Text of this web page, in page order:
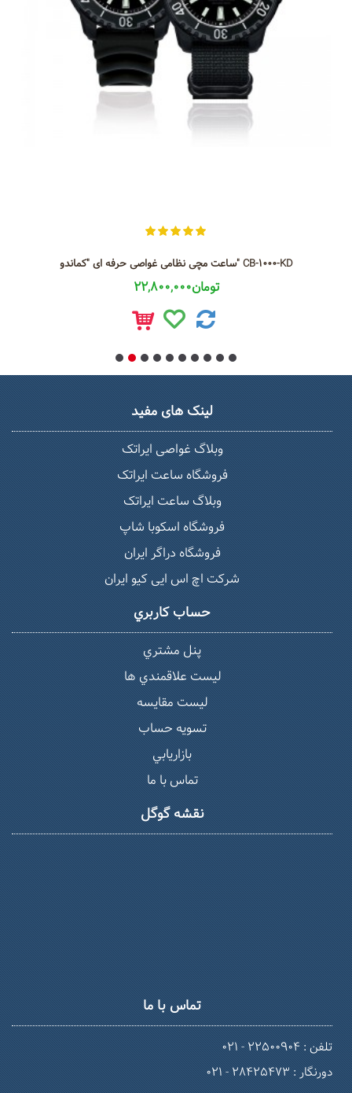
ساعت مچی نظامی غواصی حرفه ای "کماندو" CB-1000-KD
22,800,000تومان
لینک های مفید
وبلاگ غواصی ایراتک
فروشگاه ساعت ایراتک
وبلاگ ساعت ایراتک
فروشگاه اسکوبا شاپ
فروشگاه دراگر ایران
شرکت اچ اس ایی کیو ایران
حساب كاربري
پنل مشتري
ليست علاقمندي ها
لیست مقایسه
تسويه حساب
بازاريابي
تماس با ما
نقشه گوگل
تماس با ما
تلفن : 22500904 - 021
دورنگار : 28425473 - 021